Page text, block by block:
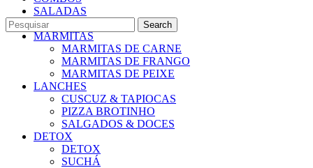
Search
SALADAS
CALDOS
MARMITAS
MARMITAS DE CARNE
MARMITAS DE FRANGO
MARMITAS DE PEIXE
LANCHES
CUSCUZ & TAPIOCAS
PIZZA BROTINHO
SALGADOS & DOCES
DETOX
DETOX
SUCHÁ